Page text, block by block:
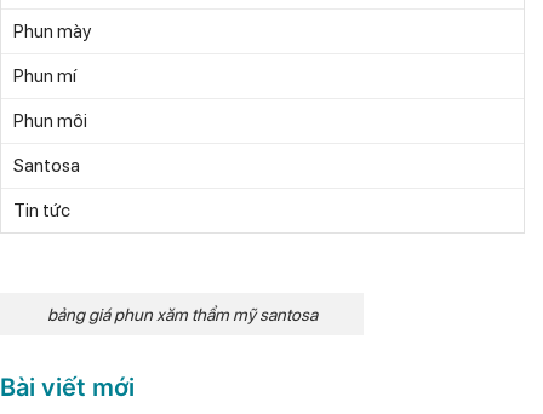
Phun mày
Phun mí
Phun môi
Santosa
Tin tức
bảng giá phun xăm thẩm mỹ santosa
Bài viết mới